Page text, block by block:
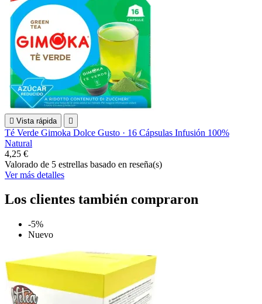
 Vista rápida 
Té Verde Gimoka Dolce Gusto · 16 Cápsulas Infusión 100%
Natural
4,25 €
Valorado de 5 estrellas basado en reseña(s)
Ver más detalles
Los clientes también compraron
-5%
Nuevo